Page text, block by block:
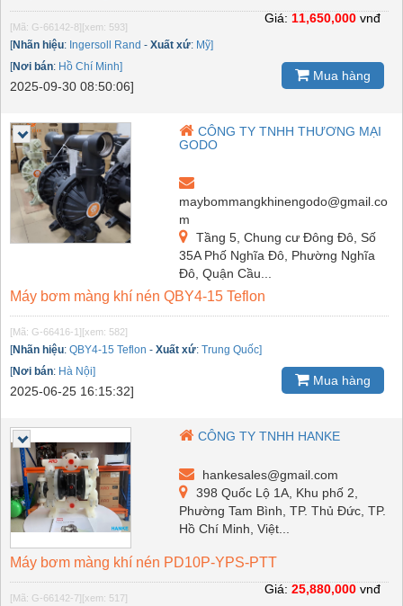
[Mã: G-66142-8][xem: 593]
[Nhãn hiệu: Ingersoll Rand - Xuất xứ: Mỹ]
[Nơi bán: Hồ Chí Minh]
2025-09-30 08:50:06]
Giá: 11,650,000 vnđ
Mua hàng
CÔNG TY TNHH THƯƠNG MẠI
GODO
maybommangkhinengodo@gmail.co
m
Tầng 5, Chung cư Đông Đô, Số
35A Phố Nghĩa Đô, Phường Nghĩa
Đô, Quận Cầu...
Máy bơm màng khí nén QBY4-15 Teflon
[Mã: G-66416-1][xem: 582]
[Nhãn hiệu: QBY4-15 Teflon - Xuất xứ: Trung Quốc]
[Nơi bán: Hà Nội]
2025-06-25 16:15:32]
Mua hàng
CÔNG TY TNHH HANKE
hankesales@gmail.com
398 Quốc Lộ 1A, Khu phố 2,
Phường Tam Bình, TP. Thủ Đức, TP.
Hồ Chí Minh, Việt...
Máy bơm màng khí nén PD10P-YPS-PTT
[Mã: G-66142-7][xem: 517]
Giá: 25,880,000 vnđ